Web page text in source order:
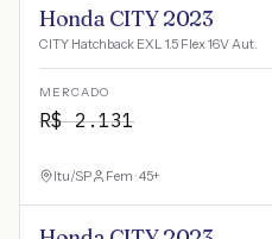
Honda CITY 2023
CITY Hatchback EXL 1.5 Flex 16V Aut.
MERCADO
R$2.131
Itu/SP Fem · 45+